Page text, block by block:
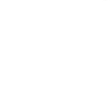
ROMA